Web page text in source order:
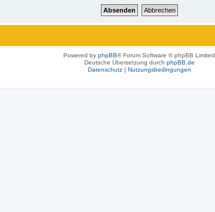
Powered by phpBB® Forum Software © phpBB Limited
Deutsche Übersetzung durch phpBB.de
Datenschutz| Nutzungsbedingungen